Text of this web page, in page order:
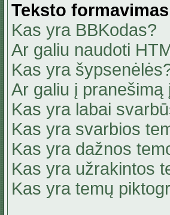
Teksto
Kas yra BBKodas?
Ar galiu naudoti
Kas yra
Ar galiu į
Kas yra labai
Kas yra svarbios
Kas yra dažnos
Kas yra užrakintos
Kas yra temų